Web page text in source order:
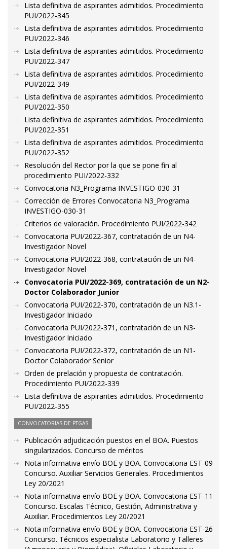
Lista definitiva de aspirantes admitidos. Procedimiento
PUI/2022-345
Lista definitiva de aspirantes admitidos. Procedimiento
PUI/2022-346
Lista definitiva de aspirantes admitidos. Procedimiento
PUI/2022-347
Lista definitiva de aspirantes admitidos. Procedimiento
PUI/2022-349
Lista definitiva de aspirantes admitidos. Procedimiento
PUI/2022-350
Lista definitiva de aspirantes admitidos. Procedimiento
PUI/2022-351
Lista definitiva de aspirantes admitidos. Procedimiento
PUI/2022-352
Resolución del Rector por la que se pone fin al
procedimiento PUI/2022-332
Convocatoria N3_Programa INVESTIGO-030-31
Corrección de Errores Convocatoria N3_Programa
INVESTIGO-030-31
Criterios de valoración. Procedimiento PUI/2022-342
Convocatoria PUI/2022-367, contratación de un N4-
Investigador Novel
Convocatoria PUI/2022-368, contratación de un N4-
Investigador Novel
Convocatoria PUI/2022-369, contratación de un N2-
Doctor Colaborador Junior
Convocatoria PUI/2022-370, contratación de un N3.1-
Investigador Iniciado
Convocatoria PUI/2022-371, contratación de un N3-
Investigador Iniciado
Convocatoria PUI/2022-372, contratación de un N1-
Doctor Colaborador Senior
Orden de prelación y propuesta de contratación.
Procedimiento PUI/2022-339
Lista definitiva de aspirantes admitidos. Procedimiento
PUI/2022-355
CONVOCATORIAS DE PTGAS
Publicación adjudicación puestos en el BOA. Puestos
singularizados. Concurso de méritos
Nota informativa envío BOE y BOA. Convocatoria EST-09
Concurso. Auxiliar Servicios Generales. Procedimientos
Ley 20/2021
Nota informativa envío BOE y BOA. Convocatoria EST-11
Concurso. Escalas Técnico, Gestión, Administrativa y
Auxiliar. Procedimientos Ley 20/2021
Nota informativa envío BOE y BOA. Convocatoria EST-26
Concurso. Técnicos especialista Laboratorio y Talleres